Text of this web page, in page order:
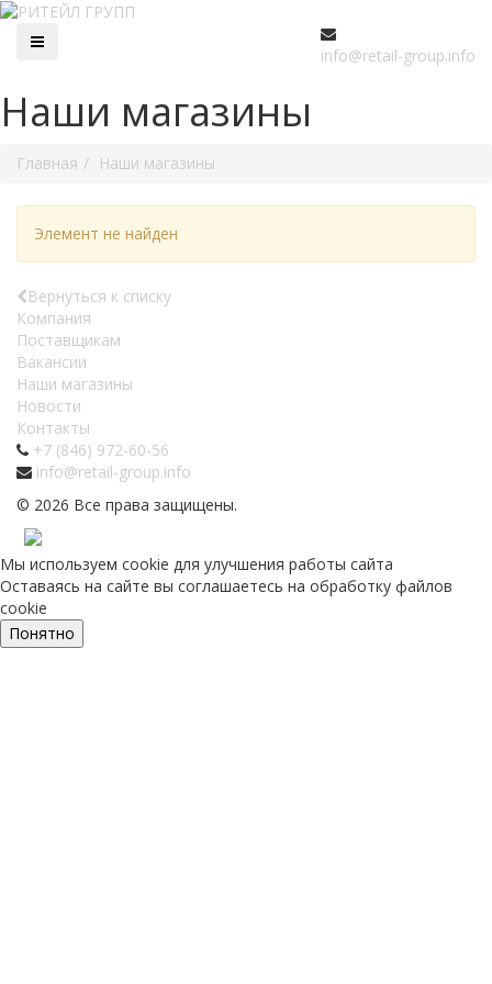
info@retail-group.info
Наши магазины
Главная Наши магазины
Элемент не найден
Вернуться к списку
Компания
Поставщикам
Вакансии
Наши магазины
Новости
Контакты
+7 (846) 972-60-56
info@retail-group.info
© 2026 Все права защищены.
Мы используем cookie для улучшения работы сайта
Оставаясь на сайте вы соглашаетесь на обработку файлов
cookie
Понятно